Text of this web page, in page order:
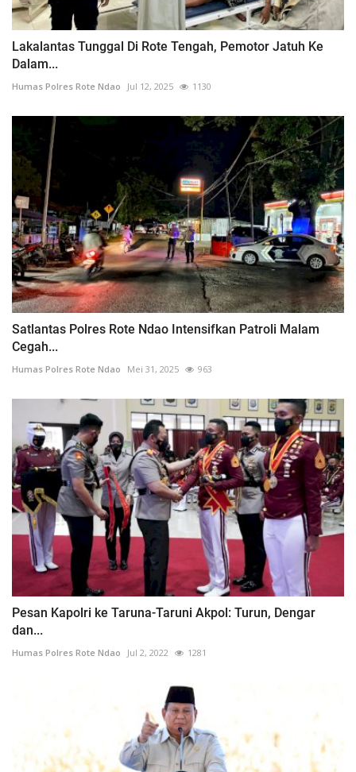
Lakalantas Tunggal Di Rote Tengah, Pemotor Jatuh Ke
Dalam...
Humas Polres Rote Ndao Jul 12, 2025 1130
Satlantas Polres Rote Ndao Intensifkan Patroli Malam
Cegah...
Humas Polres Rote Ndao Mei 31, 2025 963
Pesan Kapolri ke Taruna-Taruni Akpol: Turun, Dengar
dan...
Humas Polres Rote Ndao Jul 2, 2022 1281